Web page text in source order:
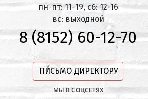
пн-пт: 11-19, сб: 12-16
вс: выходной
8 (8152) 60-12-70
ПИСЬМО ДИРЕКТОРУ
МЫ В СОЦСЕТЯХ